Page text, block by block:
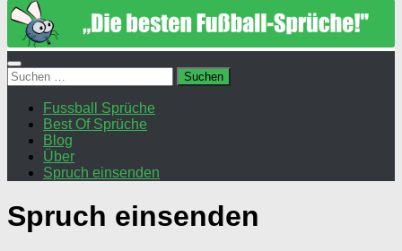
Suchen
nach:
Fussball Sprüche
Best Of Sprüche
Blog
Über
Spruch einsenden
Spruch einsenden